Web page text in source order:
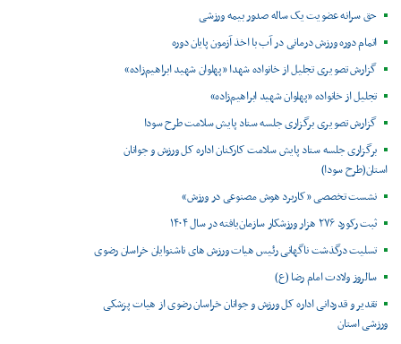
حق سرانه عضویت یک ساله صدور بیمه ورزشی
اتمام دوره ورزش درمانی در آب با اخذ آزمون پایان دوره
گزارش تصویری تجلیل از خانواده شهدا «پهلوان شهید ابراهیم‌زاده»
تجلیل از خانواده «پهلوان شهید ابراهیم‌زاده»
گزارش تصویری برگزاری جلسه ستاد پایش سلامت طرح سودا
برگزاری جلسه ستاد پایش سلامت کارکنان اداره کل ورزش و جوانان
استان(طرح سودا)
نشست تخصصی «کاربرد هوش مصنوعی در ورزش»
ثبت رکورد ۲۷۶ هزار ورزشکار سازمان‌یافته در سال ۱۴۰۴
تسلیت درگذشت ناگهانی رئیس هیات ورزش های ناشنوایان خراسان رضوی
سالروز ولادت امام رضا (ع)
تقدیر و قدردانی اداره کل ورزش و جوانان خراسان رضوی از هیات پزشکی
ورزشی استان